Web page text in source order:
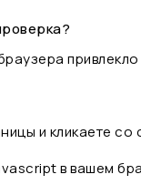
и кликаете
в вашем